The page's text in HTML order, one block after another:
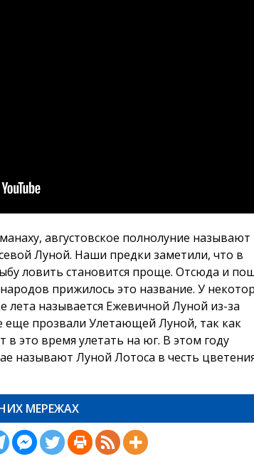
августовское полнолуние называют
Луной. Наши предки заметили, что в
ловить становится проще. Отсюда и
прижилось это название. У
лета называется Ежевичной Луной из-за
еще прозвали Улетающей Луной, так как
это время улетать на юг. В этом году
называют Луной Лотоса в честь
МЕРЕЖАХ